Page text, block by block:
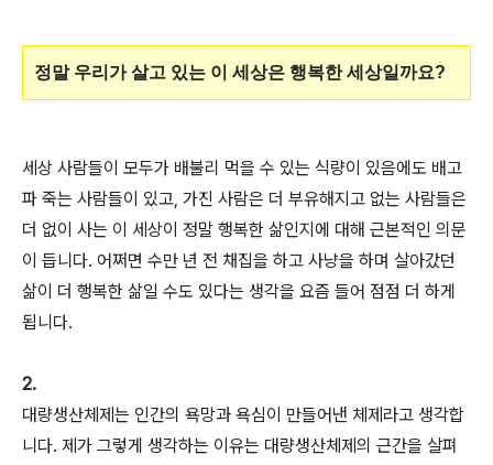
정말 우리가 살고 있는 이 세상은 행복한 세상일까요?
세상 사람들이 모두가 배불리 먹을 수 있는 식량이 있음에도 배고
파 죽는 사람들이 있고, 가진 사람은 더 부유해지고 없는 사람들은
더 없이 사는 이 세상이 정말 행복한 삶인지에 대해 근본적인 의문
이 듭니다. 어쩌면 수만 년 전 채집을 하고 사냥을 하며 살아갔던
삶이 더 행복한 삶일 수도 있다는 생각을 요즘 들어 점점 더 하게
됩니다.
2.
대량생산체제는 인간의 욕망과 욕심이 만들어낸 체제라고 생각합
니다. 제가 그렇게 생각하는 이유는 대량생산체제의 근간을 살펴